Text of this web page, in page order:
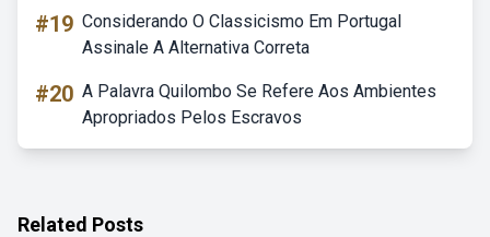
#19 Considerando O Classicismo Em Portugal
Assinale A Alternativa Correta
#20 A Palavra Quilombo Se Refere Aos Ambientes
Apropriados Pelos Escravos
Related Posts